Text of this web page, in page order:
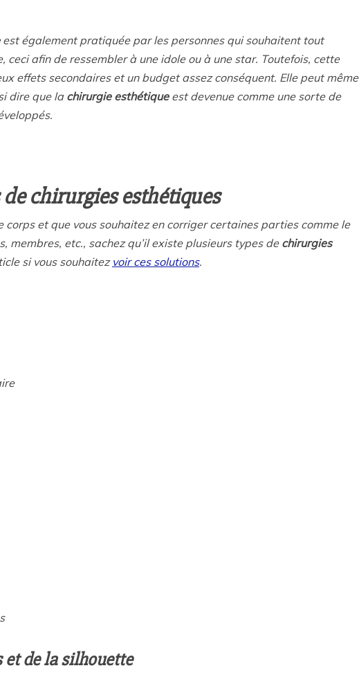
est également pratiquée par les personnes qui souhaitent tout
ceci afin de ressembler à une idole ou à une star. Toutefois, cette
effets secondaires et un budget assez conséquent. Elle peut même
dire que la chirurgie esthétiqueest devenue comme une sorte de
chirurgies esthétiques
corps et que vous souhaitez en corriger certaines parties comme le
membres, etc., sachez qu’il existe plusieurs types de chirurgies
si vous souhaitez voir ces solutions.
et de la silhouette